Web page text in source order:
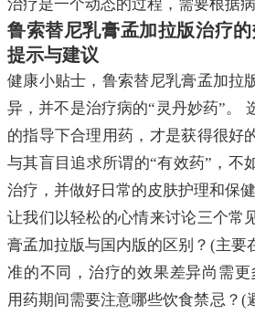
治疗是一个动态的过程，需要根据
鲁索替尼乳膏孟加拉版治疗
提示与建议
健康小贴士，鲁索替尼乳膏孟加拉
异，并不是治疗病的“灵丹妙药”。
的指导下合理用药，才是获得很好
与其盲目追求所谓的“有效药”，不
治疗，并做好日常的皮肤护理和保健
让我们以轻松的心情来讨论三个常
膏孟加拉版与国内版的区别？(主要
准的不同，治疗的效果差异尚需
用药期间需要注意哪些饮食禁忌？(